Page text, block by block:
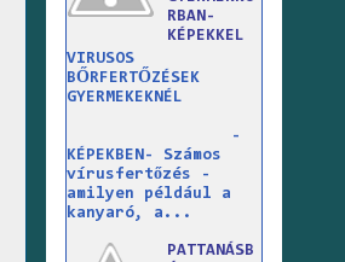
RBAN-
KÉPEKKEL
VIRUSOS
BŐRFERTŐZÉSEK
GYERMEKEKNÉL
-
KÉPEKBEN- Számos
vírusfertőzés -
amilyen például a
kanyaró, a...
PATTANÁSB